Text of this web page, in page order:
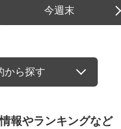
今週末
から探す
報やランキングなど